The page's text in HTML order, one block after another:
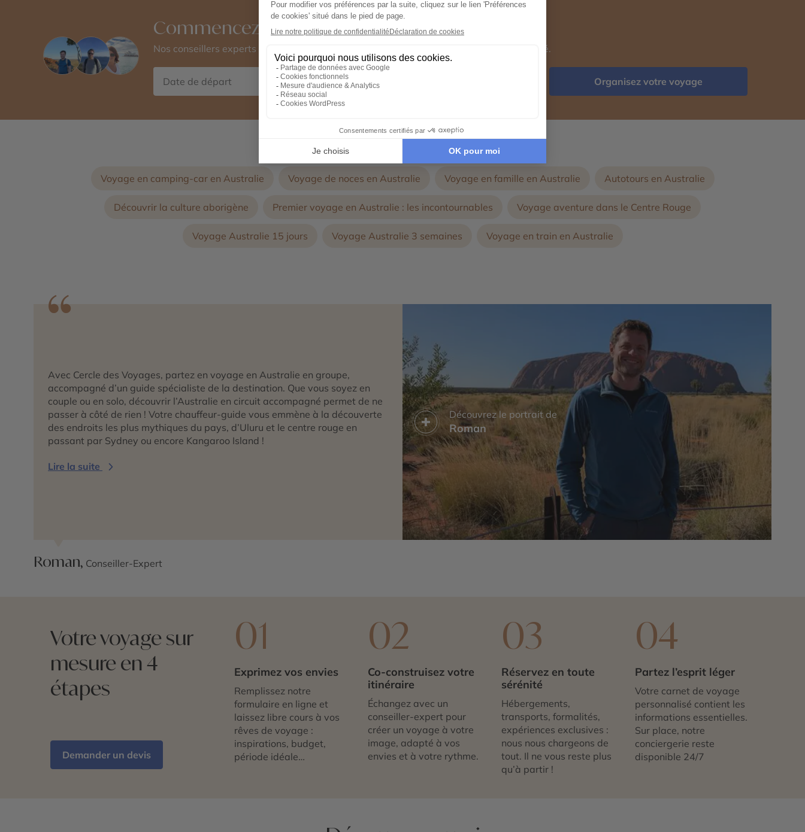
Commencez à voyager
Nos conseillers experts conçoivent avec vous, un voyage d'exception 100% personnalisé.
Organisez votre voyage
Voyage en camping-car en Australie Voyage de noces en Australie Voyage en famille en Australie Autotours en Australie
Découvrir la culture aborigène Premier voyage en Australie : les incontournables Voyage aventure dans le Centre Rouge
Voyage Australie 15 jours Voyage Australie 3 semaines Voyage en train en Australie
Avec Cercle des Voyages, partez en voyage en Australie en groupe,
accompagné d’un guide spécialiste de la destination. Que vous soyez en
couple ou en solo, découvrir l’Australie en circuit accompagné permet de ne
passer à côté de rien ! Votre chauffeur-guide vous emmène à la découverte
des endroits les plus mythiques du pays, d’Uluru et le centre rouge en
passant par Sydney ou encore Kangaroo Island !
Lire la suite
Roman, Conseiller-Expert
Découvrez le portrait de
Roman
Votre voyage sur
mesure en 4
étapes
Demander un devis
01
Exprimez vos envies
Remplissez notre
formulaire en ligne et
laissez libre cours à vos
rêves de voyage :
inspirations, budget,
période idéale…
02
Co-construisez votre
itinéraire
Échangez avec un
conseiller-expert pour
créer un voyage à votre
image, adapté à vos
envies et à votre rythme.
03
Réservez en toute
sérénité
Hébergements,
transports, formalités,
expériences exclusives :
nous nous chargeons de
tout. Il ne vous reste plus
qu’à partir !
04
Partez l’esprit léger
Votre carnet de voyage
personnalisé contient les
informations essentielles.
Sur place, notre
conciergerie reste
disponible 24/7